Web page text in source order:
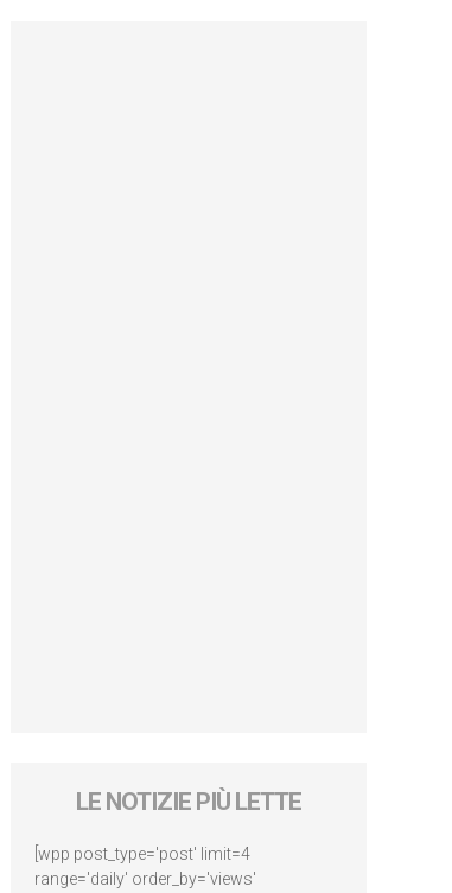
LE NOTIZIE PIÙ LETTE
[wpp post_type='post' limit=4
range='daily' order_by='views'